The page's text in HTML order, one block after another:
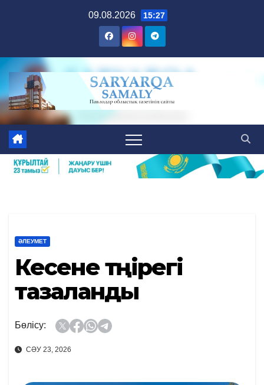
09.08.2026 15:27
ӘЛЕУМЕТ
Кесене төңірегі
тазаланды
Бөлісу:
СӘУ 23, 2026